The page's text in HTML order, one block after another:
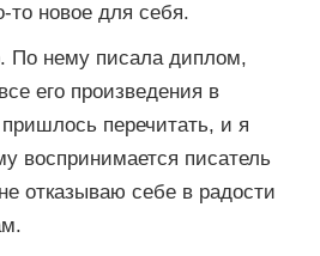
то новое для себя.
По нему писала диплом,
его произведения в
перечитать, и я
воспринимается писатель
отказываю себе в радости